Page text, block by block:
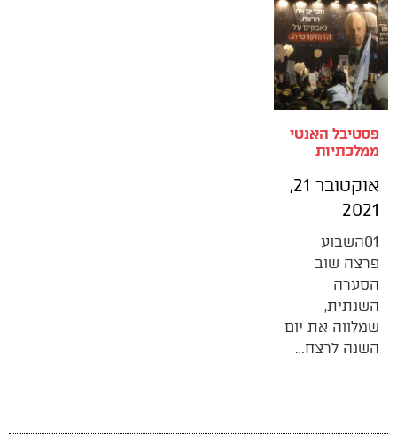
פסטיבל האנטי
ממלכתיות
אוקטובר 21,
2021
01השבוע
פרצה שוב
הסערה
השנתית,
שמלווה את יום
השנה לרצח…